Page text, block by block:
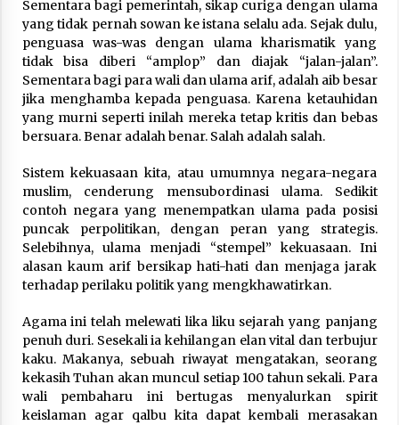
Sementara bagi pemerintah, sikap curiga dengan ulama
yang tidak pernah sowan ke istana selalu ada. Sejak dulu,
penguasa was-was dengan ulama kharismatik yang
tidak bisa diberi “amplop” dan diajak “jalan-jalan”.
Sementara bagi para wali dan ulama arif, adalah aib besar
jika menghamba kepada penguasa. Karena ketauhidan
yang murni seperti inilah mereka tetap kritis dan bebas
bersuara. Benar adalah benar. Salah adalah salah.
Sistem kekuasaan kita, atau umumnya negara-negara
muslim, cenderung mensubordinasi ulama. Sedikit
contoh negara yang menempatkan ulama pada posisi
puncak perpolitikan, dengan peran yang strategis.
Selebihnya, ulama menjadi “stempel” kekuasaan. Ini
alasan kaum arif bersikap hati-hati dan menjaga jarak
terhadap perilaku politik yang mengkhawatirkan.
Agama ini telah melewati lika liku sejarah yang panjang
penuh duri. Sesekali ia kehilangan elan vital dan terbujur
kaku. Makanya, sebuah riwayat mengatakan, seorang
kekasih Tuhan akan muncul setiap 100 tahun sekali. Para
wali pembaharu ini bertugas menyalurkan spirit
keislaman agar qalbu kita dapat kembali merasakan